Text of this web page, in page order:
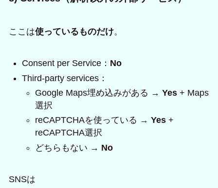
ここは使っているものだけ。
Consent per Service： No
Third-party services：
Google Maps埋め込みがある → Yes+ Maps
選択
reCAPTCHAを使っている → Yes+
reCAPTCHA選択
どちらもない → No
SNSは